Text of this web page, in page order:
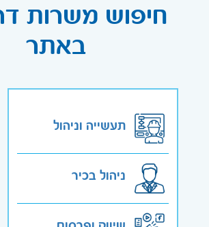
חיפוש משרות
באתר
תעשייה וניהול
ניהול בכיר